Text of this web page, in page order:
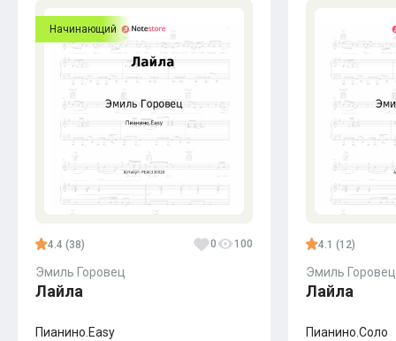
Начинающий
4.4 (38) 0 100
Эмиль Горовец
Лайла
Пианино.Easy
4.1 (12)
Эмиль Горовец
Лайла
Пианино.Соло